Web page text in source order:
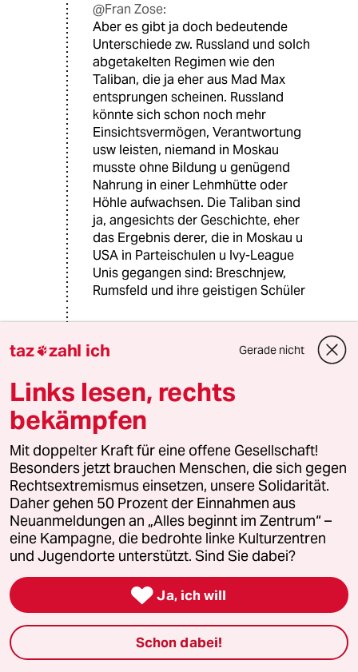
@Fran Zose:
Aber es gibt ja doch bedeutende
Unterschiede zw. Russland und solch
abgetakelten Regimen wie den
Taliban, die ja eher aus Mad Max
entsprungen scheinen. Russland
könnte sich schon noch mehr
Einsichtsvermögen, Verantwortung
usw leisten, niemand in Moskau
musste ohne Bildung u genügend
Nahrung in einer Lehmhütte oder
Höhle aufwachsen. Die Taliban sind
ja, angesichts der Geschichte, eher
das Ergebnis derer, die in Moskau u
USA in Parteischulen u Ivy-League
Unis gegangen sind: Breschnjew,
Rumsfeld und ihre geistigen Schüler
LL Lästige Latte
@Fran Zose:
Zu der Gruppe mit beständig
konsistenter "Nachvollziehbarkeit"
gehört hier ganz besonders auch
@O.F.
O O.F.
18.11.2022,08:34 Uhr
Schon wieder eine Unterstellung:
weder ich noch der Artikel oben
haben das behauptet; vielleicht lesen
Sie beides noch einmal? Ich bin
jedenfalls nich gewillt, auf Beiträge
taz zahl ich Gerade nicht
Links lesen, rechts
bekämpfen
Mit doppelter Kraft für eine offene Gesellschaft!
Besonders jetzt brauchen Menschen, die sich gegen
Rechtsextremismus einsetzen, unsere Solidarität.
Daher gehen 50 Prozent der Einnahmen aus
Neuanmeldungen an „Alles beginnt im Zentrum“ –
eine Kampagne, die bedrohte linke Kulturzentren
und Jugendorte unterstützt. Sind Sie dabei?
 Ja, ich will
Schon dabei!